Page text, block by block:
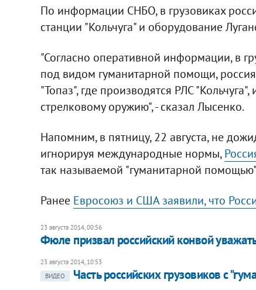
По информации СНБО, в грузовиках
станции "Кольчуга" и оборудование
"Согласно оперативной информации, в
под видом гуманитарной помощи,
"Топаз", где производятся РЛС
стрелковому оружию", - сказал Лысенко.
Напомним, в пятницу, 22 августа, не
игнорируя международные нормы,
так называемой "гуманитарной
Ранее Евросоюз и США заявили, что
23 августа 2014, 00:56
Фюле призвал российский конвой
23 августа 2014, 10:53
ВИДЕО
Часть российских грузовиков с